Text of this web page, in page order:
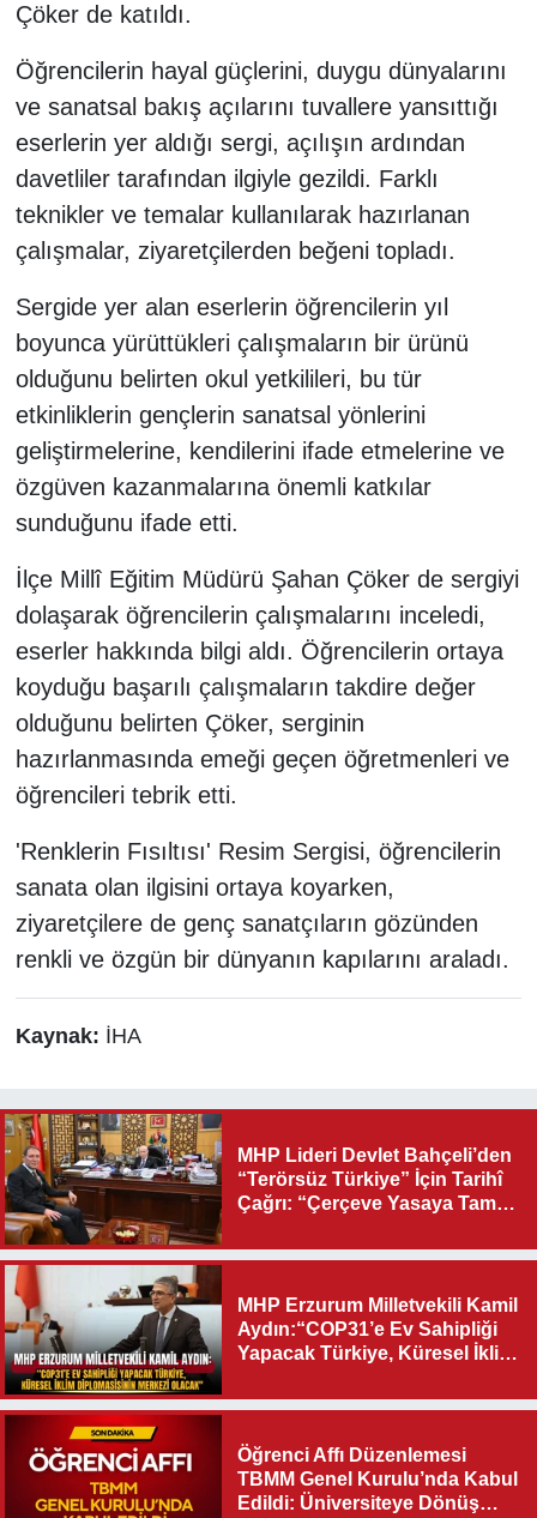
Çöker de katıldı.
Öğrencilerin hayal güçlerini, duygu dünyalarını
ve sanatsal bakış açılarını tuvallere yansıttığı
eserlerin yer aldığı sergi, açılışın ardından
davetliler tarafından ilgiyle gezildi. Farklı
teknikler ve temalar kullanılarak hazırlanan
çalışmalar, ziyaretçilerden beğeni topladı.
Sergide yer alan eserlerin öğrencilerin yıl
boyunca yürüttükleri çalışmaların bir ürünü
olduğunu belirten okul yetkilileri, bu tür
etkinliklerin gençlerin sanatsal yönlerini
geliştirmelerine, kendilerini ifade etmelerine ve
özgüven kazanmalarına önemli katkılar
sunduğunu ifade etti.
İlçe Millî Eğitim Müdürü Şahan Çöker de sergiyi
dolaşarak öğrencilerin çalışmalarını inceledi,
eserler hakkında bilgi aldı. Öğrencilerin ortaya
koyduğu başarılı çalışmaların takdire değer
olduğunu belirten Çöker, serginin
hazırlanmasında emeği geçen öğretmenleri ve
öğrencileri tebrik etti.
'Renklerin Fısıltısı' Resim Sergisi, öğrencilerin
sanata olan ilgisini ortaya koyarken,
ziyaretçilere de genç sanatçıların gözünden
renkli ve özgün bir dünyanın kapılarını araladı.
Kaynak: İHA
MHP Lideri Devlet Bahçeli’den
“Terörsüz Türkiye” İçin Tarihî
Çağrı: “Çerçeve Yasaya Tam
MHP Erzurum Milletvekili Kamil
Aydın:“COP31’e Ev Sahipliği
Yapacak Türkiye, Küresel İklim
Olacak"
Öğrenci Affı Düzenlemesi
TBMM Genel Kurulu’nda Kabul
Edildi: Üniversiteye Dönüş